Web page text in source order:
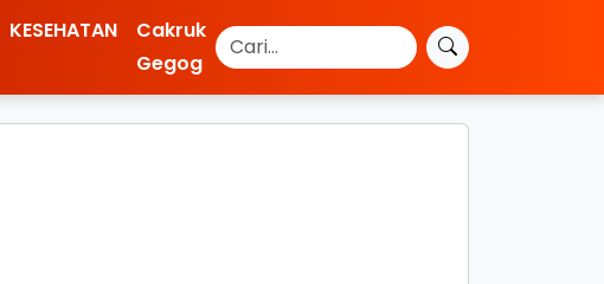
KESEHATAN
Cakruk
Gegog